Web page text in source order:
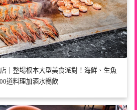
｜整場根本大型美食派對！海鮮、生魚
道料理加酒水暢飲